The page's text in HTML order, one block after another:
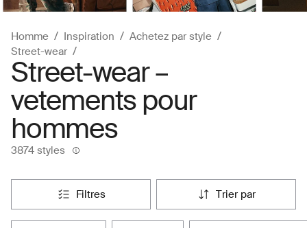
Homme Inspiration
Achetez par style
Street-wear
Street-wear –
vetements pour
hommes
3874 styles
filtres trier par